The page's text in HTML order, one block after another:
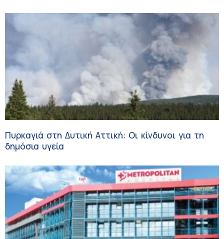
Πυρκαγιά στη Δυτική Αττική: Οι κίνδυνοι για τη
δημόσια υγεία